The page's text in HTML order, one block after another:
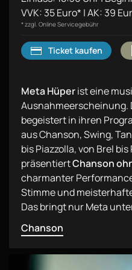
VVK: 35 Euro* | AK: 39
* zzgl. Online Servicegebühr
Ticket kaufen
Meta Hüperist eine
Ausnahmeerscheinung.
begeistert in ihren
aus Chanson, Swing,
bis Piazzolla, von Brel
präsentiertChanson
charmanter
Stimme und
Das bringt nur Meta
Chanson